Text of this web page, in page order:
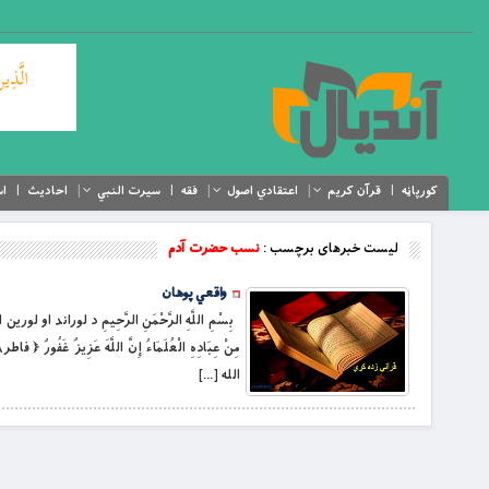
کورپاڼه قرآن کریم اعتقادي اصول فقه سیرت النبي احادیث
لیست خبرهای برچسب :نسب حضرت آدم
واقعي پوهان
بِسْمِ اللَّهِ الرَّحْمَنِ الرَّحِيمِ د لوراند او
الله […]